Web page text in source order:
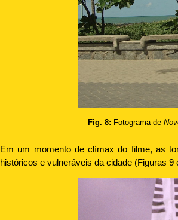
Fig. 8: Fotograma de
Em um momento de clímax do filme, as
históricos e vulneráveis da cidade (Figuras